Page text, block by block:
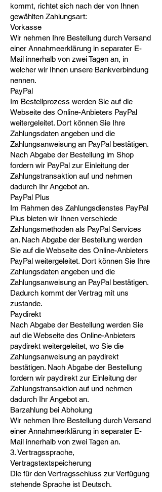
kommt, richtet sich nach der von Ihnen
gewählten Zahlungsart:
Vorkasse
Wir nehmen Ihre Bestellung durch Versand
einer Annahmeerklärung in separater E-
Mail innerhalb von zwei Tagen an, in
welcher wir Ihnen unsere Bankverbindung
nennen.
PayPal
Im Bestellprozess werden Sie auf die
Webseite des Online-Anbieters PayPal
weitergeleitet. Dort können Sie Ihre
Zahlungsdaten angeben und die
Zahlungsanweisung an PayPal bestätigen.
Nach Abgabe der Bestellung im Shop
fordern wir PayPal zur Einleitung der
Zahlungstransaktion auf und nehmen
dadurch Ihr Angebot an.
PayPal Plus
Im Rahmen des Zahlungsdienstes PayPal
Plus bieten wir Ihnen verschiede
Zahlungsmethoden als PayPal Services
an. Nach Abgabe der Bestellung werden
Sie auf die Webseite des Online-Anbieters
PayPal weitergeleitet. Dort können Sie Ihre
Zahlungsdaten angeben und die
Zahlungsanweisung an PayPal bestätigen.
Dadurch kommt der Vertrag mit uns
zustande.
Paydirekt
Nach Abgabe der Bestellung werden Sie
auf die Webseite des Online-Anbieters
paydirekt weitergeleitet, wo Sie die
Zahlungsanweisung an paydirekt
bestätigen. Nach Abgabe der Bestellung
fordern wir paydirekt zur Einleitung der
Zahlungstransaktion auf und nehmen
dadurch Ihr Angebot an.
Barzahlung bei Abholung
Wir nehmen Ihre Bestellung durch Versand
einer Annahmeerklärung in separater E-
Mail innerhalb von zwei Tagen an.
3. Vertragssprache,
Vertragstextspeicherung
Die für den Vertragsschluss zur Verfügung
stehende Sprache ist Deutsch.